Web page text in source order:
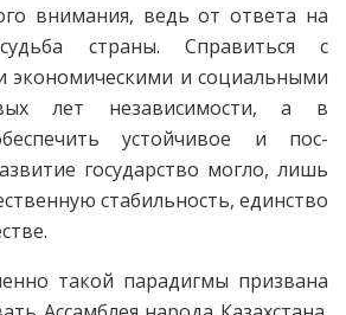
внимания, ведь от ответа на
страны. Справиться с
экономическими и социальными
лет независимости, а в
устойчивое и пос­
государство могло, лишь
стабильность, единство
такой парадигмы призвана